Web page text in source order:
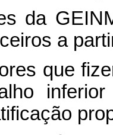
da
a
que